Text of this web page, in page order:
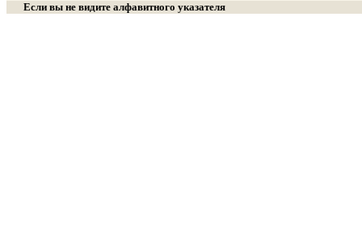
Если вы не видите алфавитного указателя